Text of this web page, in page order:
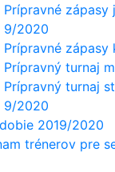
Prípravné zápasy
9/2020
Prípravné
Prípravný turnaj
Prípravný turnaj
9/2020
2019/2020
trénerov pre